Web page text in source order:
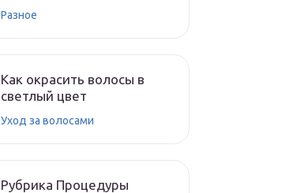
Разное
Как окрасить волосы в
светлый цвет
Уход за волосами
Рубрика Процедуры